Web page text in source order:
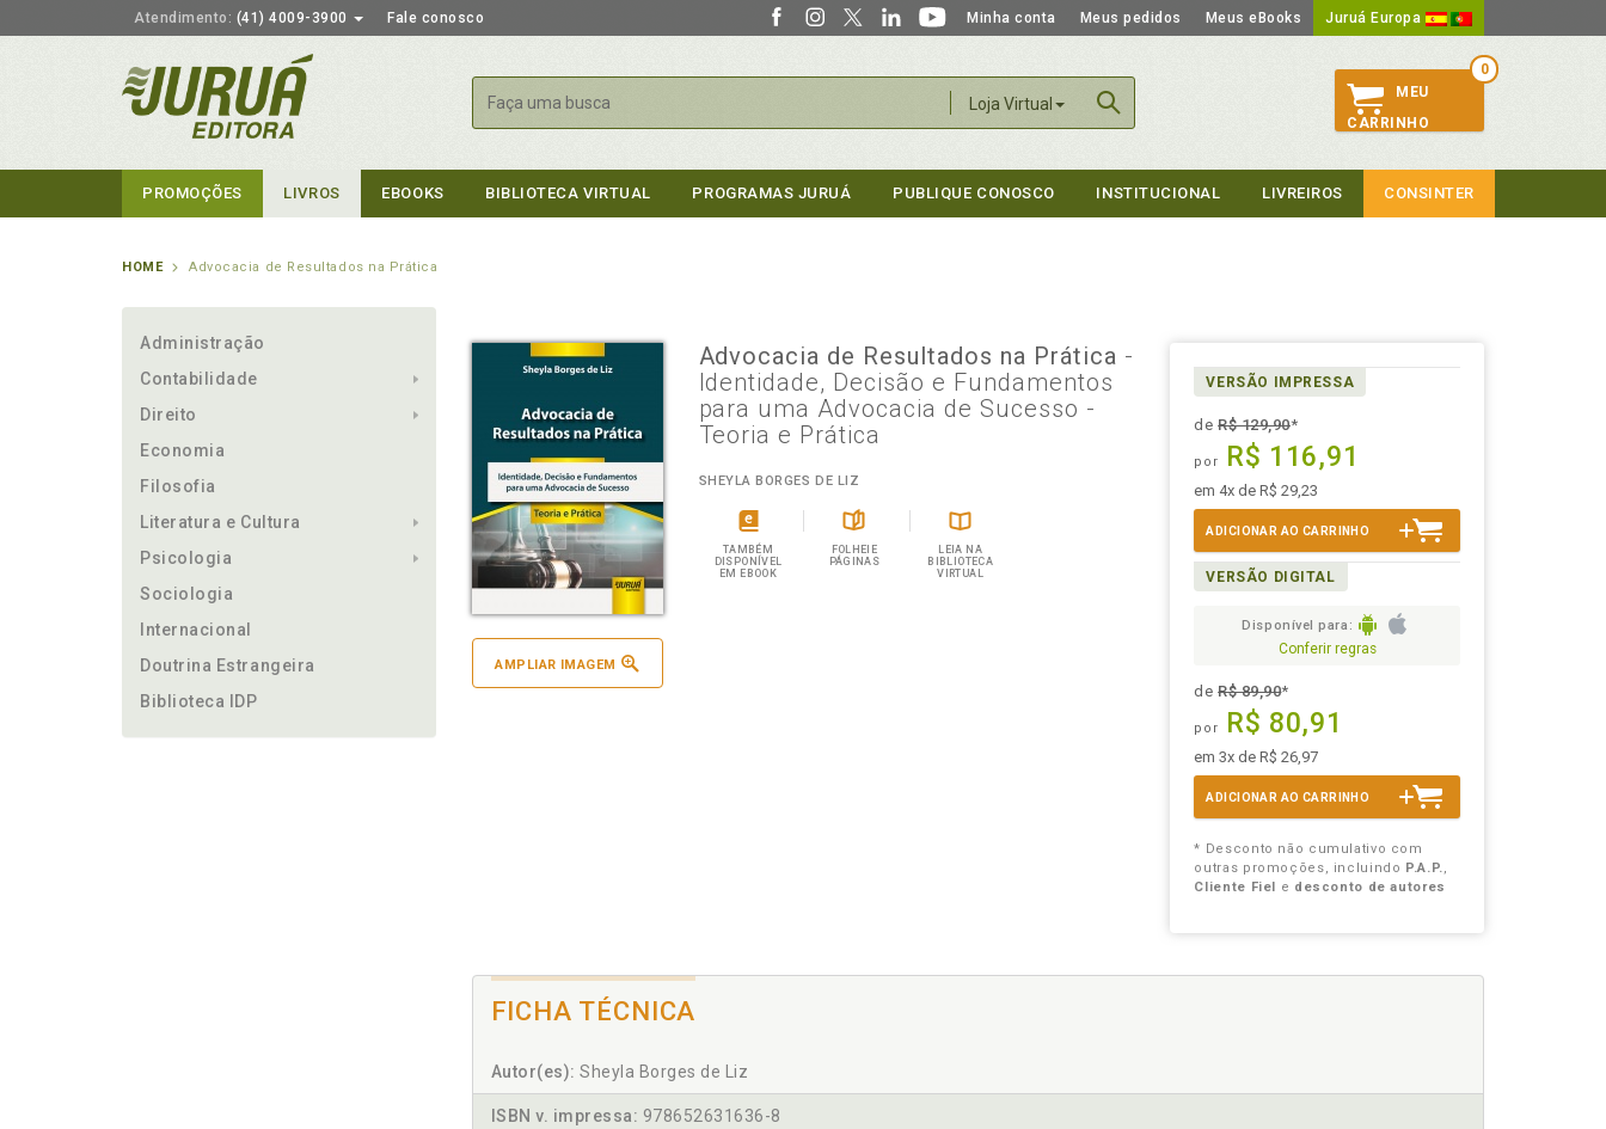
Atendimento: (41) 4009-3900 Fale conosco Minha conta Meus pedidos Meus eBooks Juruá Europa
Loja Virtual
Buscar
0
MEU
CARRINHO
PROMOÇÕES LIVROS EBOOKS BIBLIOTECA VIRTUAL PROGRAMAS JURUÁ PUBLIQUE CONOSCO INSTITUCIONAL LIVREIROS CONSINTER
HOME Advocacia de Resultados na Prática
Administração
Contabilidade
Direito
Economia
Filosofia
Literatura e Cultura
Psicologia
Sociologia
Internacional
Doutrina Estrangeira
Biblioteca IDP
AMPLIAR IMAGEM
Advocacia de Resultados na Prática -
Identidade, Decisão e Fundamentos
para uma Advocacia de Sucesso -
Teoria e Prática
SHEYLA BORGES DE LIZ
TAMBÉM
DISPONÍVEL
EM EBOOK
FOLHEIE
PÁGINAS
LEIA NA
BIBLIOTECA
VIRTUAL
VERSÃO IMPRESSA
deR$ 129,90*
por R$ 116,91
em 4x de R$ 29,23
ADICIONAR AO CARRINHO
VERSÃO DIGITAL
Disponível para:
Conferir regras
deR$ 89,90*
por R$ 80,91
em 3x de R$ 26,97
ADICIONAR AO CARRINHO
* Desconto não cumulativo com
outras promoções, incluindo P.A.P.,
Cliente Fiel
e desconto de autores
FICHA TÉCNICA
Autor(es): Sheyla Borges de Liz
ISBN v. impressa: 978652631636-8